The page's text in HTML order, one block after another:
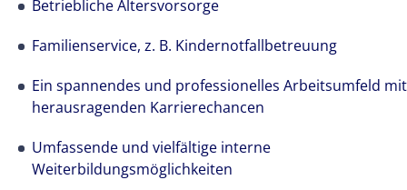
Betriebliche Altersvorsorge
Familienservice, z. B. Kindernotfallbetreuung
Ein spannendes und professionelles Arbeitsumfeld mit
herausragenden Karrierechancen
Umfassende und vielfältige interne
Weiterbildungsmöglichkeiten